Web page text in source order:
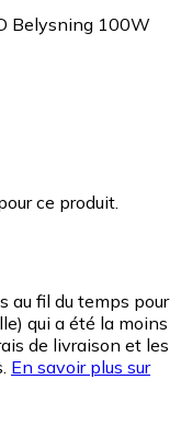
Belysning 100W
ce produit.
au fil du temps pour
qui a été la moins
de livraison et les
En savoir plus sur